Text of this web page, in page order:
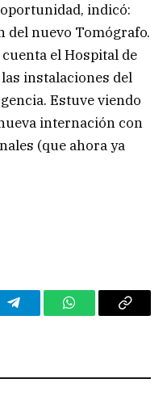
indicó:
del nuevo Tomógrafo.
el Hospital de
instalaciones del
Estuve viendo
internación con
(que ahora ya
TelegramWhatsAppCopy